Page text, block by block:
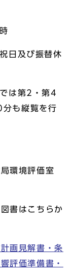
び振替休
2・第4
も縦覧を行
環境評価室
書はこちらか
画見解書・条
評価準備書・